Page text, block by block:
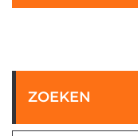
ZOEKEN